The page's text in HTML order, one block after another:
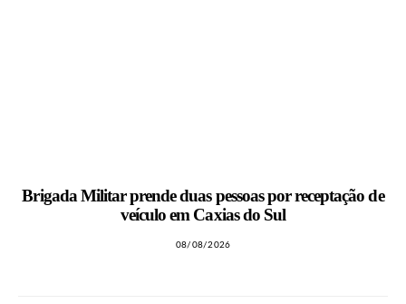
Brigada Militar prende duas pessoas por receptação de
veículo em Caxias do Sul
08/08/2026